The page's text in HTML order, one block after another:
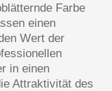
Farbe
einen
Wert der
in einen
Attraktivität des